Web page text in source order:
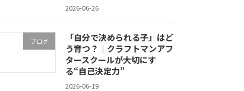
2026-06-26
ブログ
「自分で決められる子」はど
う育つ？｜クラフトマンアフ
タースクールが大切にす
る“自己決定力”
2026-06-19